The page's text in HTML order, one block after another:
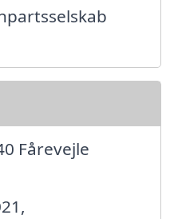
Fårevejle